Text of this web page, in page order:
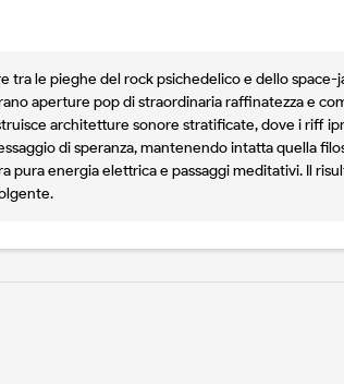
tra le pieghe del rock psichedelico e dello space-
aperture pop di straordinaria raffinatezza e
architetture sonore stratificate, dove i riff
di speranza, mantenendo intatta quella
energia elettrica e passaggi meditativi. Il